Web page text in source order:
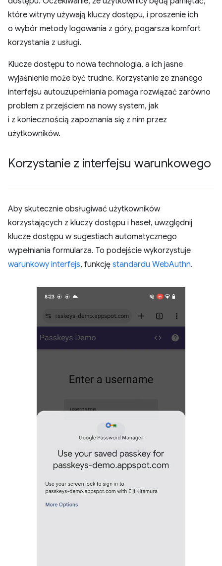
które witryny używają kluczy dostępu, i proszenie ich
o wybór metody logowania z góry, pogarsza komfort
korzystania z usługi.
Klucze dostępu to nowa technologia, a ich jasne
wyjaśnienie może być trudne. Korzystanie ze znanego
interfejsu autouzupełniania pomaga rozwiązać zarówno
problem z przejściem na nowy system, jak
i z koniecznością zapoznania się z nim przez
użytkowników.
Korzystanie z interfejsu warunkowego
Aby skutecznie obsługiwać użytkowników
korzystających z kluczy dostępu i haseł, uwzględnij
klucze dostępu w sugestiach automatycznego
wypełniania formularza. To podejście wykorzystuje
warunkowy interfejs, funkcję standardu WebAuthn.